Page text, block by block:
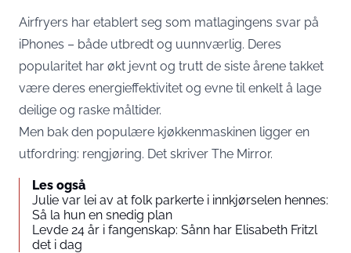
Airfryers har etablert seg som matlagingens svar på
iPhones – både utbredt og uunnværlig. Deres
popularitet har økt jevnt og trutt de siste årene takket
være deres energieffektivitet og evne til enkelt å lage
deilige og raske måltider.
Men bak den populære kjøkkenmaskinen ligger en
utfordring: rengjøring. Det skriver The Mirror.
Les også
Julie var lei av at folk parkerte i innkjørselen hennes:
Så la hun en snedig plan
Levde 24 år i fangenskap: Sånn har Elisabeth Fritzl
det i dag